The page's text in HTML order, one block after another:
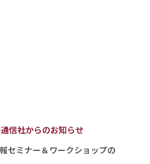
信社からのお知らせ
ミナー＆ワークショップの